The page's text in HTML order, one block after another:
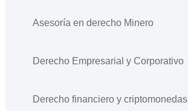
Asesoría en derecho Minero
Derecho Empresarial y Corporativo
Derecho financiero y criptomonedas